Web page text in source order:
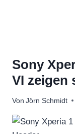
Sony
VI zeigen
Von Jörn Schmidt